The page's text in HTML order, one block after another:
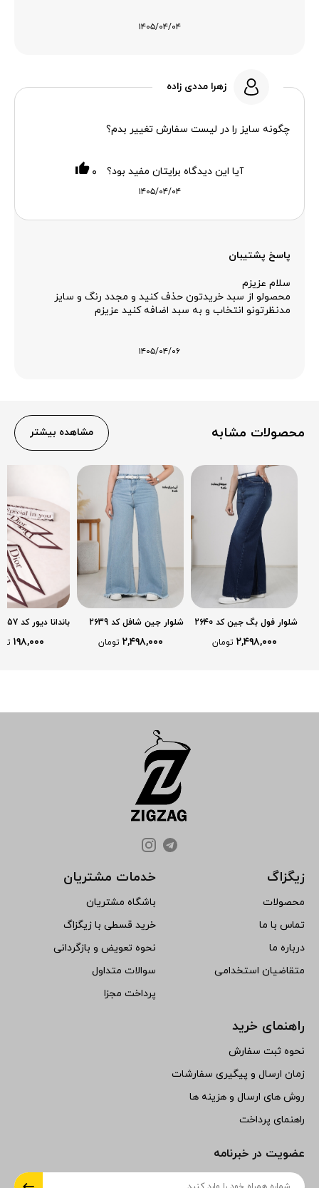
۱۴۰۵/۰۴/۰۴
زهرا مددی زاده
چگونه سایز را در لیست سفارش تغییر بدم؟
۱۴۰۵/۰۴/۰۴
آیا این دیدگاه برایتان مفید بود؟ ۰
پاسخ پشتیبان
سلام عزیزم
محصولو از سبد خریدتون حذف کنید و مجدد رنگ و سایز
مدنظرتونو انتخاب و به سبد اضافه کنید عزیزم
۱۴۰۵/۰۴/۰۶
محصولات مشابه مشاهده بیشتر
شلوار فول بگ جین کد 2640
۲,۴۹۸,۰۰۰ تومان
شلوار جین شافل کد 2639
۲,۴۹۸,۰۰۰ تومان
باندانا دیور کد 2557
۱۹۸,۰۰۰
زیگزاگ
محصولات
تماس با ما
درباره ما
متقاضیان استخدامی
خدمات مشتریان
باشگاه مشتریان
خرید قسطی با زیگزاگ
نحوه تعویض و بازگردانی
سوالات متداول
پرداخت مجزا
راهنمای خرید
نحوه ثبت سفارش
زمان ارسال و پیگیری سفارشات
روش های ارسال و هزینه ها
راهنمای پرداخت
عضویت در خبرنامه